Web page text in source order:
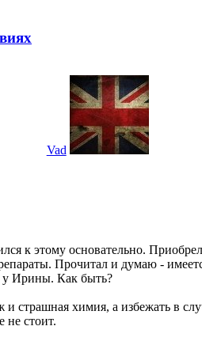
Vad
к этому основательно.
Прочитал и думаю -
у Ирины. Как быть?
и страшная химия, а избежать в
не стоит.